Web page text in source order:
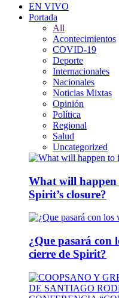
EN VIVO
Portada
All
Acontecimientos
COVID-19
Deporte
Internacionales
Nacionales
Noticias Mixtas
Opinión
Política
Regional
Salud
Uncategorized
What will happen
Spirit’s closure?
¿Que pasará con
cierre de Spirit?